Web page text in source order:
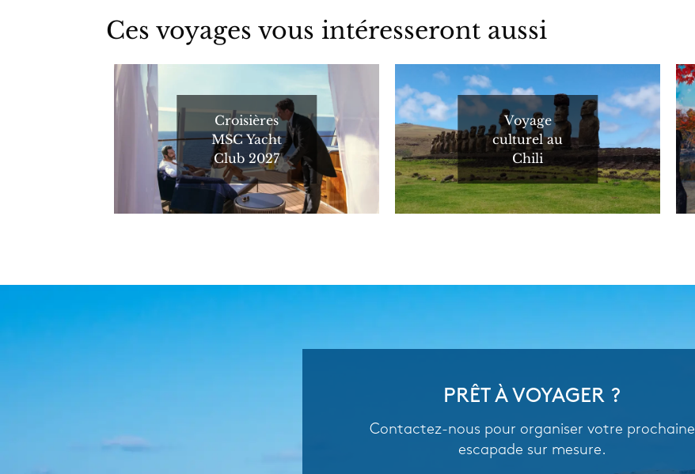
Ces voyages vous intéresseront aussi
Croisières
MSC Yacht
Club 2027
Voyage
culturel au
Chili
PRÊT À VOYAGER ?
Contactez-nous pour organiser votre prochaine
escapade sur mesure.